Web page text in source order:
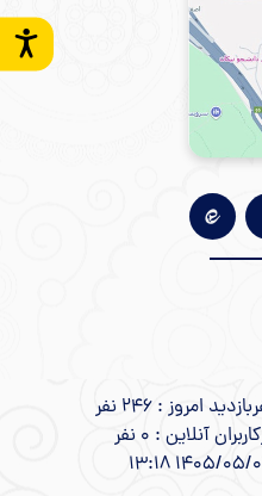
بازدید امروز : 246 نفر
کاربران آنلاین : 0 نفر